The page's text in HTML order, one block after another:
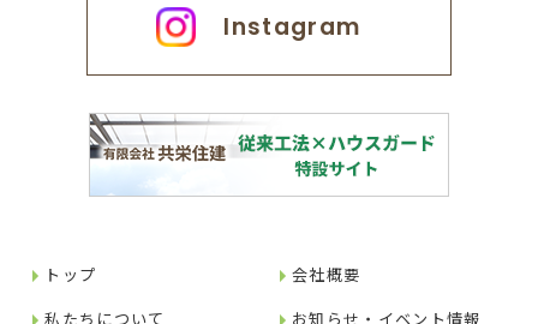
Instagram
トップ
私たちについて
会社概要
お知らせ・イベント情報